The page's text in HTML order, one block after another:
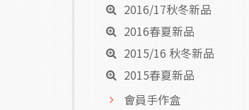
2016/17秋冬新品
2016春夏新品
2015/16 秋冬新品
2015春夏新品
會員手作盒